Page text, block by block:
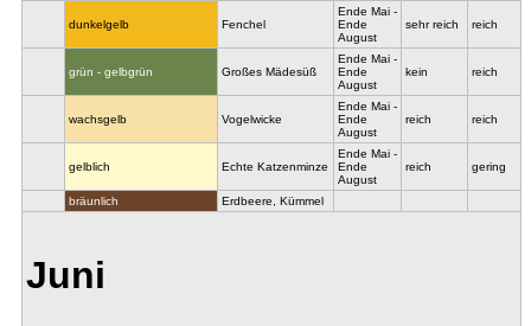
dunkelgelb Fenchel
Ende Mai -
Ende
August
sehr reich reich
grün - gelbgrün Großes Mädesüß
Ende Mai -
Ende
August
kein reich
wachsgelb Vogelwicke
Ende Mai -
Ende
August
reich reich
gelblich Echte Katzenminze
Ende Mai -
Ende
August
reich gering
bräunlich Erdbeere, Kümmel
Juni